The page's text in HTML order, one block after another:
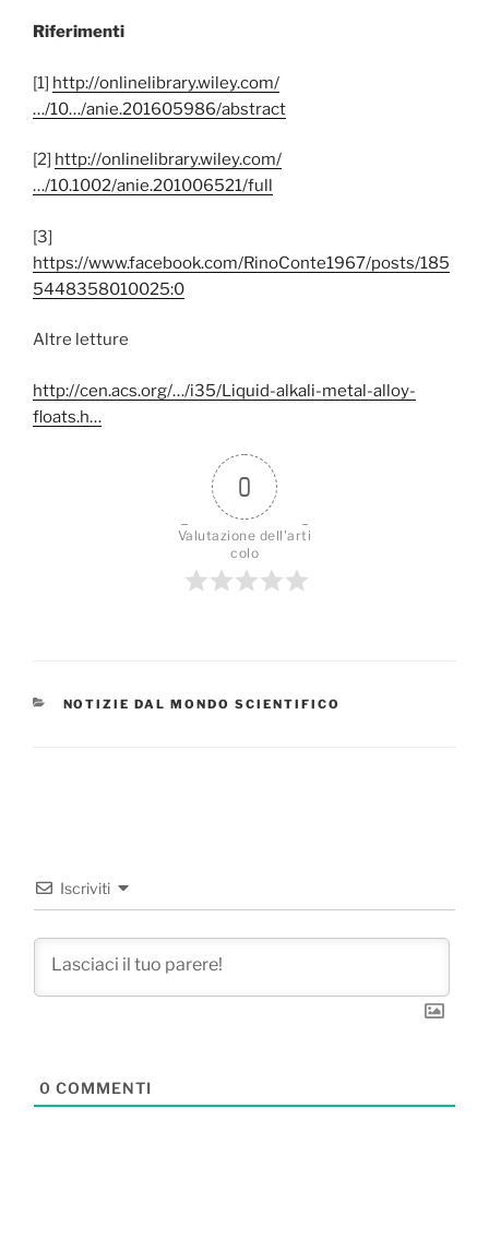
Riferimenti
[1] http://onlinelibrary.wiley.com/
…/10…/anie.201605986/abstract
[2] http://onlinelibrary.wiley.com/
…/10.1002/anie.201006521/full
[3]
https://www.facebook.com/RinoConte1967/posts/185
5448358010025:0
Altre letture
http://cen.acs.org/…/i35/Liquid-alkali-metal-alloy-
floats.h…
0
Valutazione dell'arti
colo
CATEGORIE
NOTIZIE DAL MONDO SCIENTIFICO
Iscriviti
0 COMMENTI